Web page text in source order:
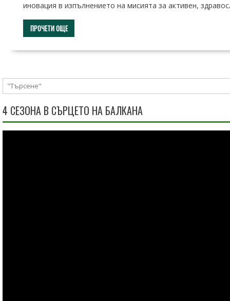
иновация в изпълнението на мисията за активен,
ПРОЧЕТИ ОЩЕ
4 СЕЗОНА В СЪРЦЕТО НА БАЛКАНА